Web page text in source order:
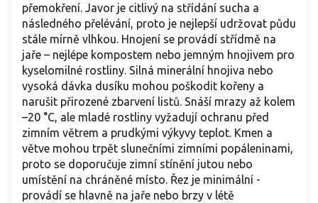
přemokření. Javor je citlivý na střídání sucha a
následného přelévání, proto je nejlepší udržovat půdu
stále mírně vlhkou. Hnojení se provádí střídmě na
jaře – nejlépe kompostem nebo jemným hnojivem pro
kyselomilné rostliny. Silná minerální hnojiva nebo
vysoká dávka dusíku mohou poškodit kořeny a
narušit přirozené zbarvení listů. Snáší mrazy až kolem
–20 °C, ale mladé rostliny vyžadují ochranu před
zimním větrem a prudkými výkyvy teplot. Kmen a
větve mohou trpět slunečními zimními popáleninami,
proto se doporučuje zimní stínění jutou nebo
umístění na chráněné místo. Řez je minimální -
provádí se hlavně na jaře nebo brzy v létě